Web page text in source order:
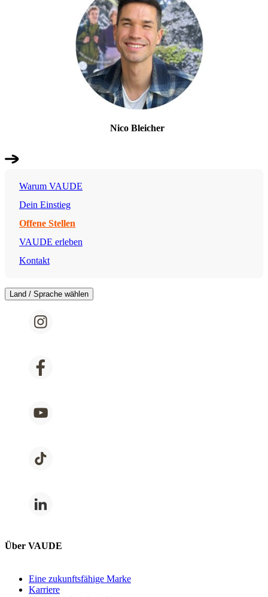
Nico Bleicher
Warum VAUDE
Dein Einstieg
Offene Stellen
VAUDE erleben
Kontakt
Land / Sprache wählen
Über VAUDE
Eine zukunftsfähige Marke
Karriere